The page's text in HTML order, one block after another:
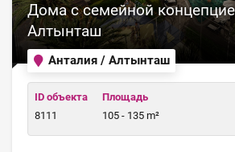
Анталия / Алтынташ
Дома с семейной
Алтынташ
ID объекта
8111
Площадь
105 - 135 m²